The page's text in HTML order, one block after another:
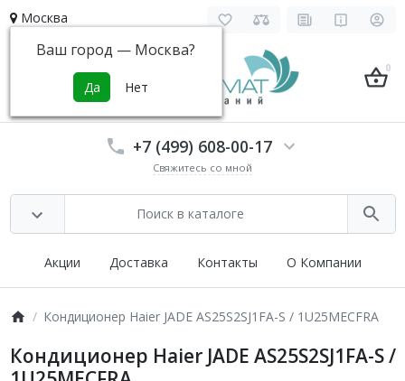
Москва
Ваш город — Москва?
0
+7 (499) 608-00-17
Свяжитесь со мной
Акции Доставка Контакты О Компании
Кондиционер Haier JADE AS25S2SJ1FA-S / 1U25MECFRA
Кондиционер Haier JADE AS25S2SJ1FA-S /